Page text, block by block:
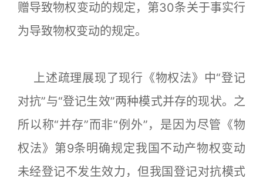
赠导致物权变动的规定，第30条关于事实行
为导致物权变动的规定。
上述疏理展现了现行《物权法》中“登记
对抗”与“登记生效”两种模式并存的现状。之
所以称“并存”而非“例外”，是因为尽管《物
权法》第9条明确规定我国不动产物权变动
未经登记不发生效力，但我国登记对抗模式